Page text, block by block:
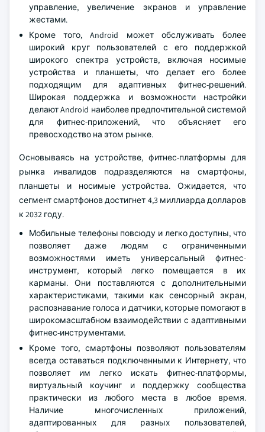
управление, увеличение экранов и управление
жестами.
Кроме того, Android может обслуживать более
широкий круг пользователей с его поддержкой
широкого спектра устройств, включая носимые
устройства и планшеты, что делает его более
подходящим для адаптивных фитнес-решений.
Широкая поддержка и возможности настройки
делают Android наиболее предпочтительной системой
для фитнес-приложений, что объясняет его
превосходство на этом рынке.
Основываясь на устройстве, фитнес-платформы для
рынка инвалидов подразделяются на смартфоны,
планшеты и носимые устройства. Ожидается, что
сегмент смартфонов достигнет 4,3 миллиарда долларов
к 2032 году.
Мобильные телефоны повсюду и легко доступны, что
позволяет даже людям с ограниченными
возможностями иметь универсальный фитнес-
инструмент, который легко помещается в их
карманы. Они поставляются с дополнительными
характеристиками, такими как сенсорный экран,
распознавание голоса и датчики, которые помогают в
широкомасштабном взаимодействии с адаптивными
фитнес-инструментами.
Кроме того, смартфоны позволяют пользователям
всегда оставаться подключенными к Интернету, что
позволяет им легко искать фитнес-платформы,
виртуальный коучинг и поддержку сообщества
практически из любого места в любое время.
Наличие многочисленных приложений,
адаптированных для разных пользователей,